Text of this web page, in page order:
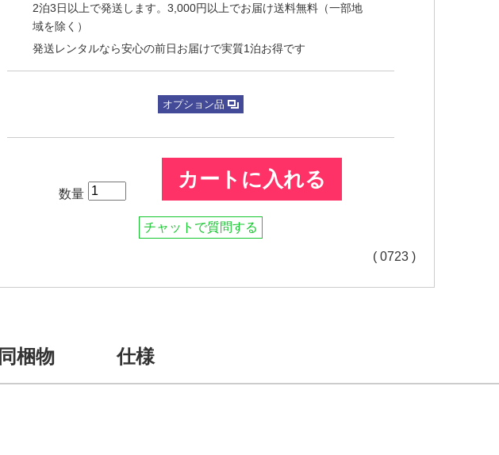
2泊3日以上で発送します。3,000円以上でお届け送料無料（一部地
域を除く）
発送レンタルなら安心の前日お届けで実質1泊お得です
オプション品
数量
カートに入れる
チャットで質問する
( 0723 )
同梱物 仕様